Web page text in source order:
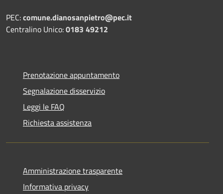
PEC:comune.dianosanpietro@pec.it
Centralino Unico:0183 49212
Prenotazione appuntamento
Segnalazione disservizio
Leggi le FAQ
Richiesta assistenza
Amministrazione trasparente
Informativa privacy